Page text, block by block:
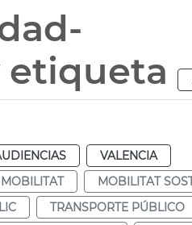
etiqueta
VALENCIA
MOBILITAT
MOBILITAT
TRANSPORTE PÚBLICO